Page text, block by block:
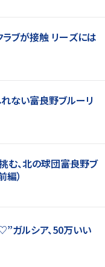
ブが接触 リーズには
ない――富良野ブルーリ
む、北の球団――富良野ブ
編）
ガルシア、50万いい